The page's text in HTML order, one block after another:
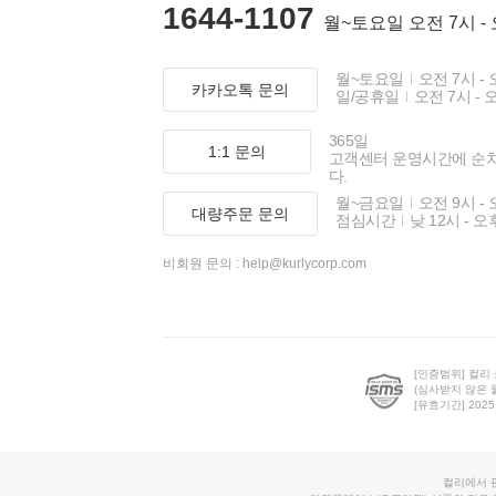
1644-1107 월~토요일 오전 7시 -
카카오톡 문의
월~토요일
오전 7시 -
일/공휴일
오전 7시 -
1:1 문의
365일
고객센터 운영시간에 순
다.
대량주문 문의
월~금요일
오전 9시 -
점심시간
낮 12시 - 오
비회원 문의 : help@kurlycorp.com
[인증범위] 컬리
(심사받지 않은
[유효기간]
컬리에서